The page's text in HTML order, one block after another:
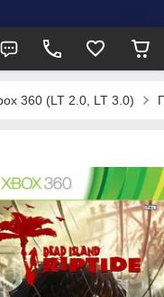
360 (LT 2.0, LT 3.0)